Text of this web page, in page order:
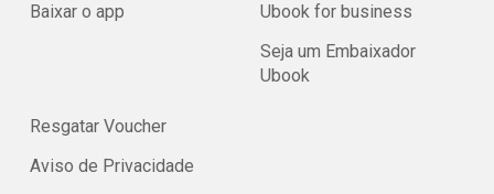
Baixar o app
Ubook for business
Seja um Embaixador
Ubook
Resgatar Voucher
Aviso de Privacidade